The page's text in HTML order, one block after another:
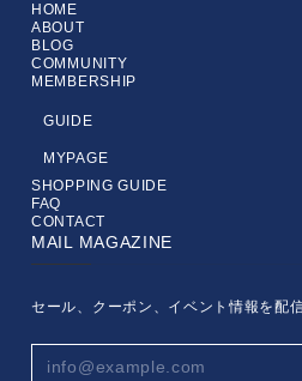
HOME
ABOUT
BLOG
COMMUNITY
MEMBERSHIP
GUIDE
MYPAGE
SHOPPING GUIDE
FAQ
CONTACT
MAIL MAGAZINE
セール、クーポン、イベント情報を配信